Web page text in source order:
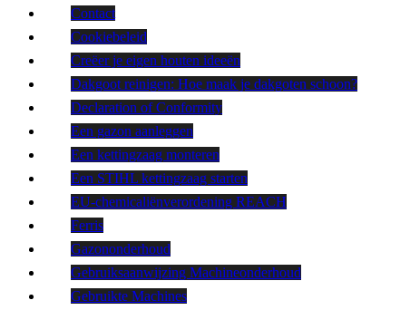
Contact
Cookiebeleid
Creëer je eigen houten ideeën
Dakgoot reinigen: Hoe maak je dakgoten schoon?
Declaration of Conformity
Een gazon aanleggen
Een kettingzaag monteren
Een STIHL kettingzaag starten
EU-chemicaliënverordening REACH
Ferris
Gazononderhoud
Gebruiksaanwijzing Machineonderhoud
Gebruikte Machines